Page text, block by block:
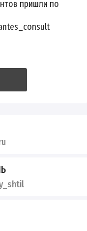
пришли по